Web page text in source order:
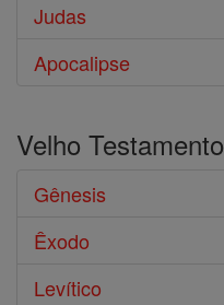
Judas
Apocalipse
Velho Testamento
Gênesis
Êxodo
Levítico